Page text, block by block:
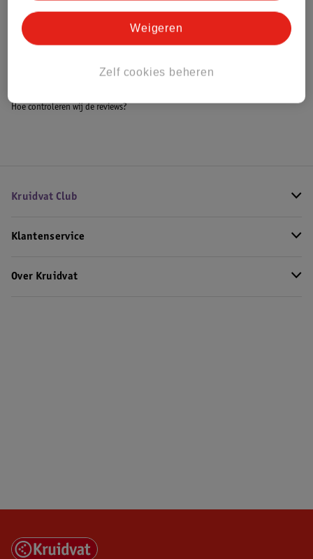
Bekijk ook
Missoni Missoni Alle Herenparfum
Hoe controleren wij de reviews?
Kruidvat Club
Klantenservice
Over Kruidvat
Zelf cookies beheren
Weigeren